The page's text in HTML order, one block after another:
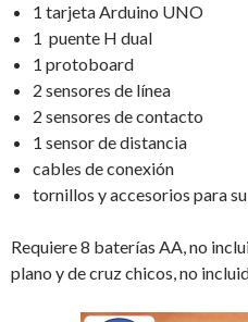
1 tarjeta Arduino UNO
1 puente H dual
1 protoboard
2 sensores de línea
2 sensores de contacto
1 sensor de distancia
cables de conexión
tornillos y accesorios para
Requiere 8 baterías AA, no
plano y de cruz chicos, no